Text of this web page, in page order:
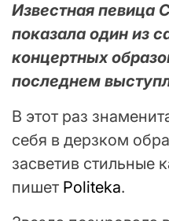
Известная певица
показала один из
концертных
последнем
В этот раз
себя в дерзком
засветив стильные
пишет Politeka.